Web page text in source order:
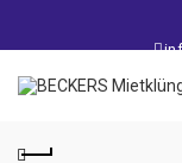
Lager: